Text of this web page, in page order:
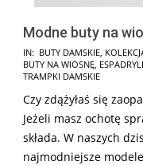
Modne buty na
2026-
02-
IN: BUTY DAMSKIE,
BUTY NA WIOSNĘ,
TRAMPKI DAMSKIE
Czy zdążyłaś się
Jeżeli masz ochotę
składa. W naszych
najmodniejsze